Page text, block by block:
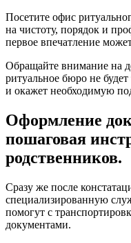
Посетите офис
на чистоту, порядок и
первое впечатление
Обращайте внимание на
ритуальное бюро не
и окажет необходимую
Оформление
пошаговая
родственников.
Сразу же после
специализированную
помогут с
документами.